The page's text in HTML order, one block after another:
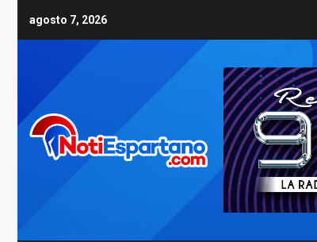
agosto 7, 2026